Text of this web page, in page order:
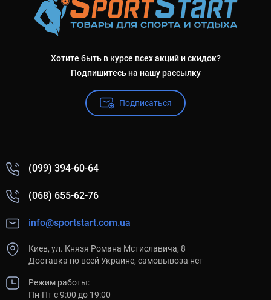
Хотите быть в курсе всех акций и скидок?
Подпишитесь на нашу рассылку
Подписаться
(099) 394-60-64
(068) 655-62-76
info@sportstart.com.ua
Киев, ул. Князя Романа Мстиславича, 8
Доставка по всей Украине, самовывоза нет
Режим работы:
Пн-Пт с 9:00 до 19:00